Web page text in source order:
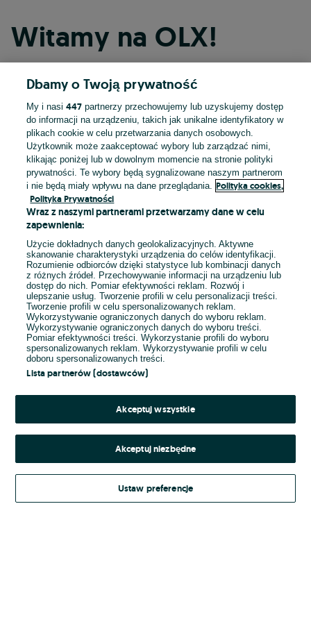
Witamy na OLX!
Kontynuuj przez Facebooka
Kontynuuj przez konto Apple
Kontynuuj przez konto Google
LUB
E-mail
Hasło
Kontynuując za pośrednictwem jednego z dostawców wskazanych powyżej,
Regulamin serwisu OLX.pl w jego aktualnym brzmieniu.
Dbamy o Twoją prywatność
My i nasi447 partnerzy przechowujemy lub uzyskujemy dostęp
do informacji na urządzeniu, takich jak unikalne identyfikatory w
plikach cookie w celu przetwarzania danych osobowych.
Użytkownik może zaakceptować wybory lub zarządzać nimi,
klikając poniżej lub w dowolnym momencie na stronie polityki
prywatności. Te wybory będą sygnalizowane naszym partnerom
i nie będą miały wpływu na dane przeglądania.
Polityka cookies,
Polityka Prywatności
Wraz z naszymi partnerami przetwarzamy dane w celu
zapewnienia:
Użycie dokładnych danych geolokalizacyjnych. Aktywne
skanowanie charakterystyki urządzenia do celów identyfikacji.
Rozumienie odbiorców dzięki statystyce lub kombinacji danych
z różnych źródeł. Przechowywanie informacji na urządzeniu lub
dostęp do nich. Pomiar efektywności reklam. Rozwój i
ulepszanie usług. Tworzenie profili w celu personalizacji treści.
Tworzenie profili w celu spersonalizowanych reklam.
Wykorzystywanie ograniczonych danych do wyboru reklam.
Wykorzystywanie ograniczonych danych do wyboru treści.
Pomiar efektywności treści. Wykorzystanie profili do wyboru
spersonalizowanych reklam. Wykorzystywanie profili w celu
doboru spersonalizowanych treści.
Lista partnerów (dostawców)
Akceptuj wszystkie
Akceptuj niezbędne
Ustaw preferencje